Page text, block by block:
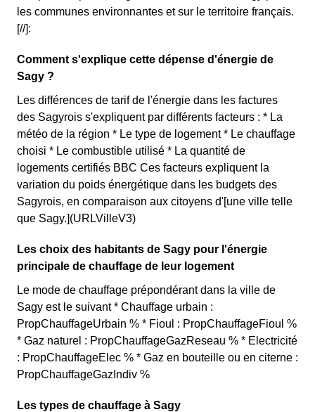
les communes environnantes et sur le territoire français.
[//]:
Comment s'explique cette dépense d'énergie de
Sagy ?
Les différences de tarif de l'énergie dans les factures
des Sagyrois s'expliquent par différents facteurs : * La
météo de la région * Le type de logement * Le chauffage
choisi * Le combustible utilisé * La quantité de
logements certifiés BBC Ces facteurs expliquent la
variation du poids énergétique dans les budgets des
Sagyrois, en comparaison aux citoyens d'[une ville telle
que Sagy.](URLVilleV3)
Les choix des habitants de Sagy pour l'énergie
principale de chauffage de leur logement
Le mode de chauffage prépondérant dans la ville de
Sagy est le suivant * Chauffage urbain :
PropChauffageUrbain % * Fioul : PropChauffageFioul %
* Gaz naturel : PropChauffageGazReseau % * Electricité
: PropChauffageElec % * Gaz en bouteille ou en citerne :
PropChauffageGazIndiv %
Les types de chauffage à Sagy